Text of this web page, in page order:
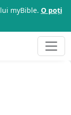
myBible. O poți